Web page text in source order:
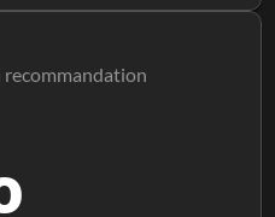
recommandation